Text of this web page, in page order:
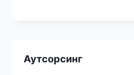
Аутсорсинг